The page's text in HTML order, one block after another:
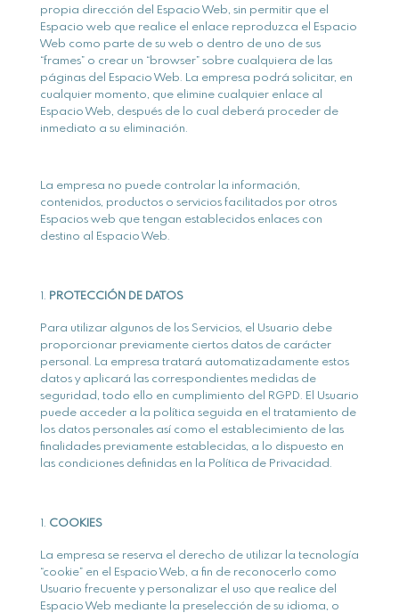
propia dirección del Espacio Web, sin permitir que el
Espacio web que realice el enlace reproduzca el Espacio
Web como parte de su web o dentro de uno de sus
“frames” o crear un “browser” sobre cualquiera de las
páginas del Espacio Web. La empresa podrá solicitar, en
cualquier momento, que elimine cualquier enlace al
Espacio Web, después de lo cual deberá proceder de
inmediato a su eliminación.
La empresa no puede controlar la información,
contenidos, productos o servicios facilitados por otros
Espacios web que tengan establecidos enlaces con
destino al Espacio Web.
PROTECCIÓN DE DATOS
Para utilizar algunos de los Servicios, el Usuario debe
proporcionar previamente ciertos datos de carácter
personal. La empresa tratará automatizadamente estos
datos y aplicará las correspondientes medidas de
seguridad, todo ello en cumplimiento del RGPD. El Usuario
puede acceder a la política seguida en el tratamiento de
los datos personales así como el establecimiento de las
finalidades previamente establecidas, a lo dispuesto en
las condiciones definidas en la Política de Privacidad.
COOKIES
La empresa se reserva el derecho de utilizar la tecnología
“cookie” en el Espacio Web, a fin de reconocerlo como
Usuario frecuente y personalizar el uso que realice del
Espacio Web mediante la preselección de su idioma, o